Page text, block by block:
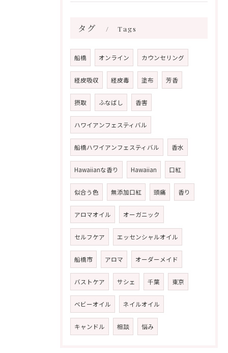
タグ Tags
船橋 オンライン カウンセリング
経皮吸収 経皮毒 塗布 芳香
摂取 ふなばし 香害
ハワイアンフェスティバル
船橋ハワイアンフェスティバル 香水
Hawaiianな香り Hawaiian 口紅
似合う色 無添加口紅 頭痛 香り
アロマオイル オーガニック
セルフケア エッセンシャルオイル
船橋市 アロマ オーダーメイド
バストケア サシェ 千葉 東京
ベビーオイル ネイルオイル
キャンドル 相談 悩み